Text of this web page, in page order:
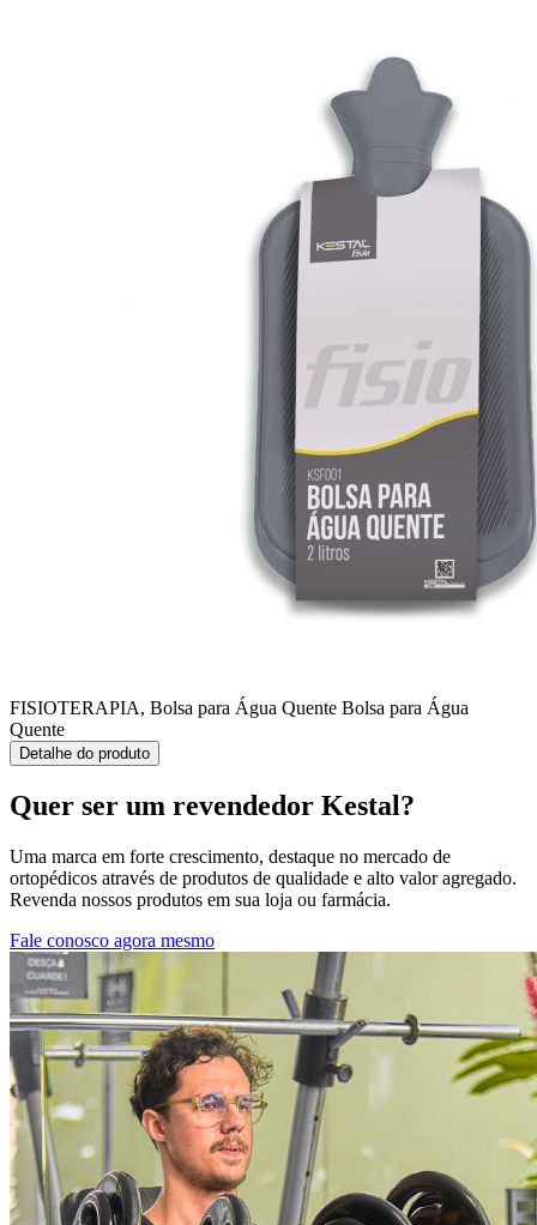
FISIOTERAPIA, Bolsa para Água Quente Bolsa para Água
Quente
Detalhe do produto
Quer ser um revendedor Kestal?
Uma marca em forte crescimento, destaque no mercado de
ortopédicos através de produtos de qualidade e alto valor agregado.
Revenda nossos produtos em sua loja ou farmácia.
Fale conosco agora mesmo